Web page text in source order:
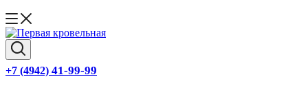
+7 (4942) 41-99-99